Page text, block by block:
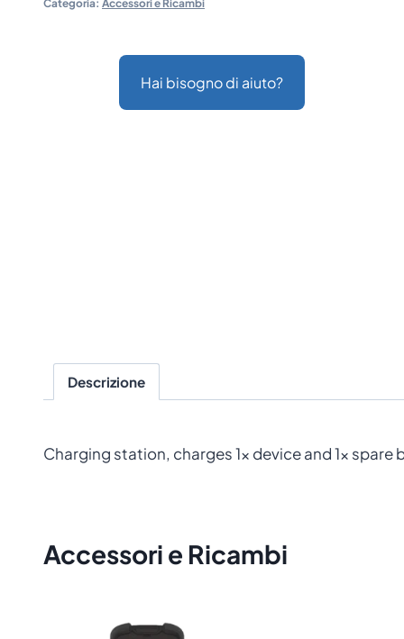
Categoria: Accessori e Ricambi
Hai bisogno di aiuto?
Descrizione
Charging station, charges 1x device and 1x
Accessori e Ricambi